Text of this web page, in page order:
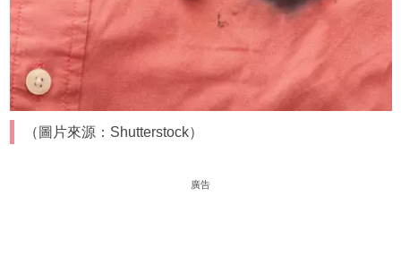
（圖片來源：Shutterstock）
廣告